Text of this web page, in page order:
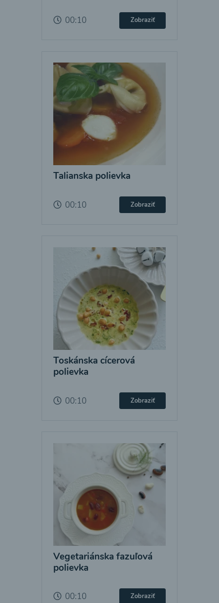
00:10 Zobraziť
Talianska polievka
00:10 Zobraziť
Toskánska cícerová
polievka
00:10 Zobraziť
Vegetariánska fazuľová
polievka
00:10 Zobraziť